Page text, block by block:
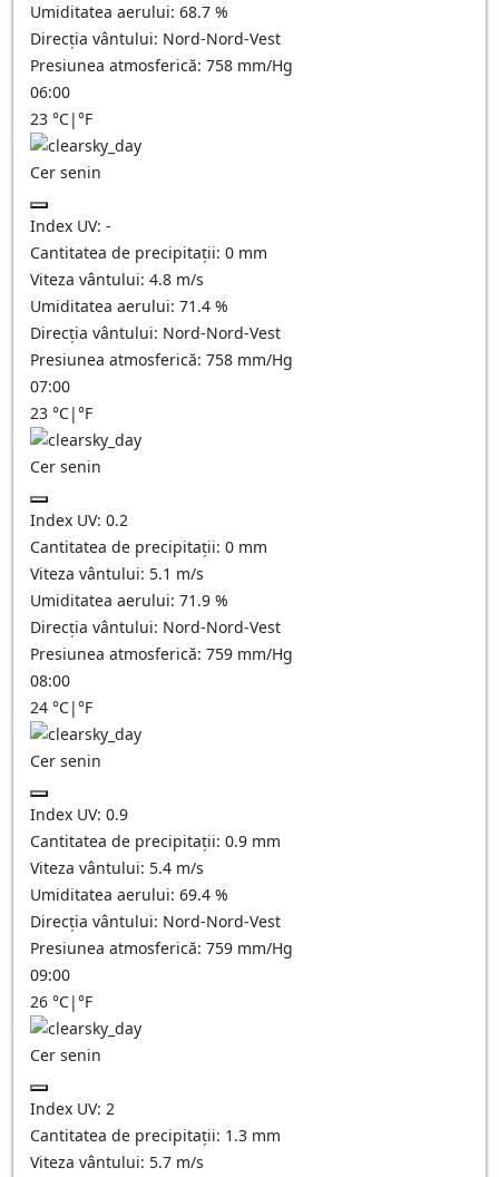
Umiditatea aerului: 68.7 %
Direcția vântului: Nord-Nord-Vest
Presiunea atmosferică: 758 mm/Hg
06:00
23 °C|°F
Cer senin
Index UV: -
Cantitatea de precipitații: 0 mm
Viteza vântului: 4.8 m/s
Umiditatea aerului: 71.4 %
Direcția vântului: Nord-Nord-Vest
Presiunea atmosferică: 758 mm/Hg
07:00
23 °C|°F
Cer senin
Index UV: 0.2
Cantitatea de precipitații: 0 mm
Viteza vântului: 5.1 m/s
Umiditatea aerului: 71.9 %
Direcția vântului: Nord-Nord-Vest
Presiunea atmosferică: 759 mm/Hg
08:00
24 °C|°F
Cer senin
Index UV: 0.9
Cantitatea de precipitații: 0.9 mm
Viteza vântului: 5.4 m/s
Umiditatea aerului: 69.4 %
Direcția vântului: Nord-Nord-Vest
Presiunea atmosferică: 759 mm/Hg
09:00
26 °C|°F
Cer senin
Index UV: 2
Cantitatea de precipitații: 1.3 mm
Viteza vântului: 5.7 m/s